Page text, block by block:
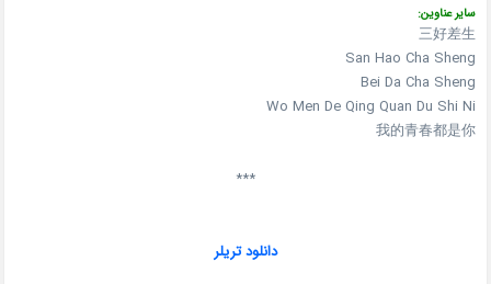
سایر عناوین:
三好差生
San Hao Cha Sheng
Bei Da Cha Sheng
Wo Men De Qing Quan Du Shi Ni
我的青春都是你
***
دانلود تریلر